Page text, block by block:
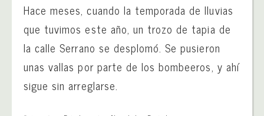
Hace meses, cuando la temporada de lluvias
que tuvimos este año, un trozo de tapia de
la calle Serrano se desplomó. Se pusieron
unas vallas por parte de los bombeeros, y ahí
sigue sin arreglarse.